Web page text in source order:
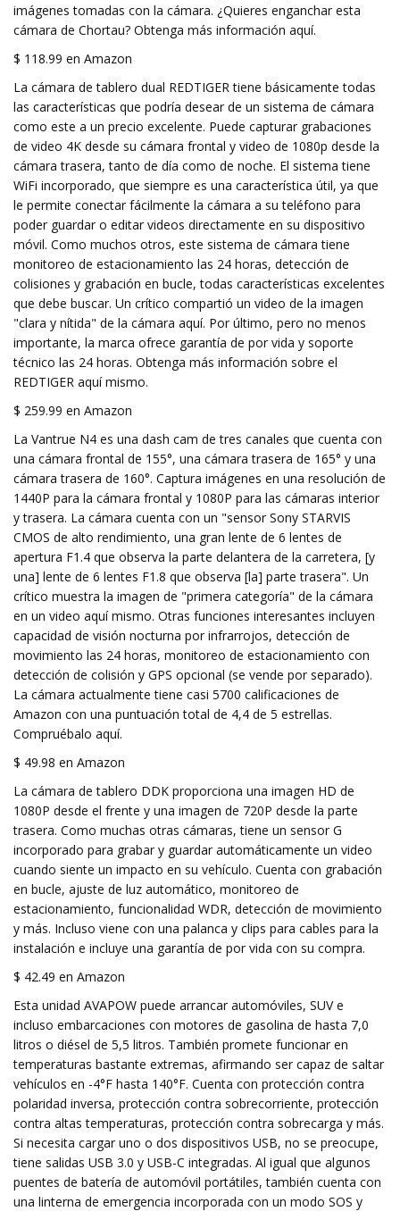
imágenes tomadas con la cámara. ¿Quieres enganchar esta
cámara de Chortau? Obtenga más información aquí.
$ 118.99 en Amazon
La cámara de tablero dual REDTIGER tiene básicamente todas
las características que podría desear de un sistema de cámara
como este a un precio excelente. Puede capturar grabaciones
de video 4K desde su cámara frontal y video de 1080p desde la
cámara trasera, tanto de día como de noche. El sistema tiene
WiFi incorporado, que siempre es una característica útil, ya que
le permite conectar fácilmente la cámara a su teléfono para
poder guardar o editar videos directamente en su dispositivo
móvil. Como muchos otros, este sistema de cámara tiene
monitoreo de estacionamiento las 24 horas, detección de
colisiones y grabación en bucle, todas características excelentes
que debe buscar. Un crítico compartió un video de la imagen
"clara y nítida" de la cámara aquí. Por último, pero no menos
importante, la marca ofrece garantía de por vida y soporte
técnico las 24 horas. Obtenga más información sobre el
REDTIGER aquí mismo.
$ 259.99 en Amazon
La Vantrue N4 es una dash cam de tres canales que cuenta con
una cámara frontal de 155°, una cámara trasera de 165° y una
cámara trasera de 160°. Captura imágenes en una resolución de
1440P para la cámara frontal y 1080P para las cámaras interior
y trasera. La cámara cuenta con un "sensor Sony STARVIS
CMOS de alto rendimiento, una gran lente de 6 lentes de
apertura F1.4 que observa la parte delantera de la carretera, [y
una] lente de 6 lentes F1.8 que observa [la] parte trasera". Un
crítico muestra la imagen de "primera categoría" de la cámara
en un video aquí mismo. Otras funciones interesantes incluyen
capacidad de visión nocturna por infrarrojos, detección de
movimiento las 24 horas, monitoreo de estacionamiento con
detección de colisión y GPS opcional (se vende por separado).
La cámara actualmente tiene casi 5700 calificaciones de
Amazon con una puntuación total de 4,4 de 5 estrellas.
Compruébalo aquí.
$ 49.98 en Amazon
La cámara de tablero DDK proporciona una imagen HD de
1080P desde el frente y una imagen de 720P desde la parte
trasera. Como muchas otras cámaras, tiene un sensor G
incorporado para grabar y guardar automáticamente un video
cuando siente un impacto en su vehículo. Cuenta con grabación
en bucle, ajuste de luz automático, monitoreo de
estacionamiento, funcionalidad WDR, detección de movimiento
y más. Incluso viene con una palanca y clips para cables para la
instalación e incluye una garantía de por vida con su compra.
$ 42.49 en Amazon
Esta unidad AVAPOW puede arrancar automóviles, SUV e
incluso embarcaciones con motores de gasolina de hasta 7,0
litros o diésel de 5,5 litros. También promete funcionar en
temperaturas bastante extremas, afirmando ser capaz de saltar
vehículos en -4°F hasta 140°F. Cuenta con protección contra
polaridad inversa, protección contra sobrecorriente, protección
contra altas temperaturas, protección contra sobrecarga y más.
Si necesita cargar uno o dos dispositivos USB, no se preocupe,
tiene salidas USB 3.0 y USB-C integradas. Al igual que algunos
puentes de batería de automóvil portátiles, también cuenta con
una linterna de emergencia incorporada con un modo SOS y